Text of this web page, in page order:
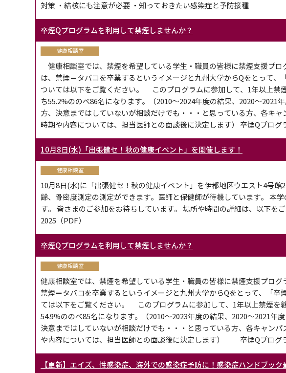
対策 ・結核にも注意が必要 ・知っておきたい感染症と予防接種
卒煙Qプログラムを利用して禁煙しませんか？
健康相談室
健康相談室では、禁煙を希望している学生・職員の皆様に禁煙支援プ
は、禁煙＝タバコを卒業するというイメージと九州大学からQをとって
ついては以下をご覧ください。 このプログラムに参加して、1年以上禁
ち55.2%ののべ86名になります。（2010～2024年度の結果、2020～
方、決意まではしていないが相談だけでも・・・と思っている方、各キ
時期や内容については、担当医師との面談後に決定します） 卒煙Qプログ
10月8日(水)「出張健セ！秋の健康イベント」を開催します！
健康相談室
10月8日(水)に「出張健セ！秋の健康イベント」を伊都地区ウエスト4号
齢、骨密度測定の測定ができます。医師と保健師が待機しています。 本
す。 皆さまのご参加をお待ちしています。 場所や時間の詳細は、以下を
2025（PDF）
卒煙Qプログラムを利用して禁煙しませんか？
健康相談室
健康相談室では、禁煙を希望している学生・職員の皆様に禁煙支援プロ
禁煙＝タバコを卒業するというイメージと九州大学からQをとって、「
ては以下をご覧ください。 このプログラムに参加して、1年以上禁煙を
54.9%ののべ85名になります。（2010～2023年度の結果、2020～2021
決意まではしていないが相談だけでも・・・と思っている方、各キャン
や内容については、担当医師との面談後に決定します） 卒煙Qプログラ
【更新】エイズ、性感染症、海外での感染症予防に！感染症ハンドブック